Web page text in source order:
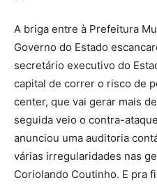
A briga entre à Prefeitura
Governo do Estado
secretário executivo do
capital de correr o risco de
center, que vai gerar mais
seguida veio o contra-
anunciou uma auditoria
várias irregularidades nas
Coriolando Coutinho. E pra